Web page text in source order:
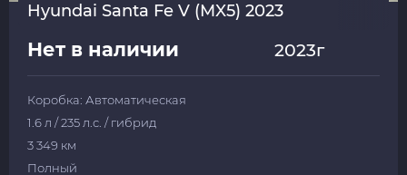
Hyundai Santa Fe V (MX5) 2023
Нет в наличии 2023г
Коробка: Автоматическая
1.6 л / 235 л.с. / гибрид
3 349 км
Полный